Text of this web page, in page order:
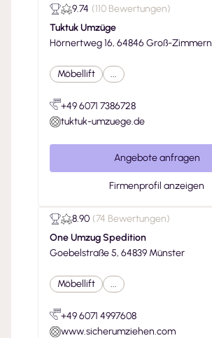
9.74 (110 Bewertungen)
Tuktuk Umzüge
Hörnertweg 16, 64846 Groß-Zimmern
Möbellift ...
+49 6071 7386728
tuktuk-umzuege.de
Angebote anfragen
Firmenprofil anzeigen
8.90 (74 Bewertungen)
One Umzug Spedition
Goebelstraße 5, 64839 Münster
Möbellift ...
+49 6071 4997608
www.sicherumziehen.com